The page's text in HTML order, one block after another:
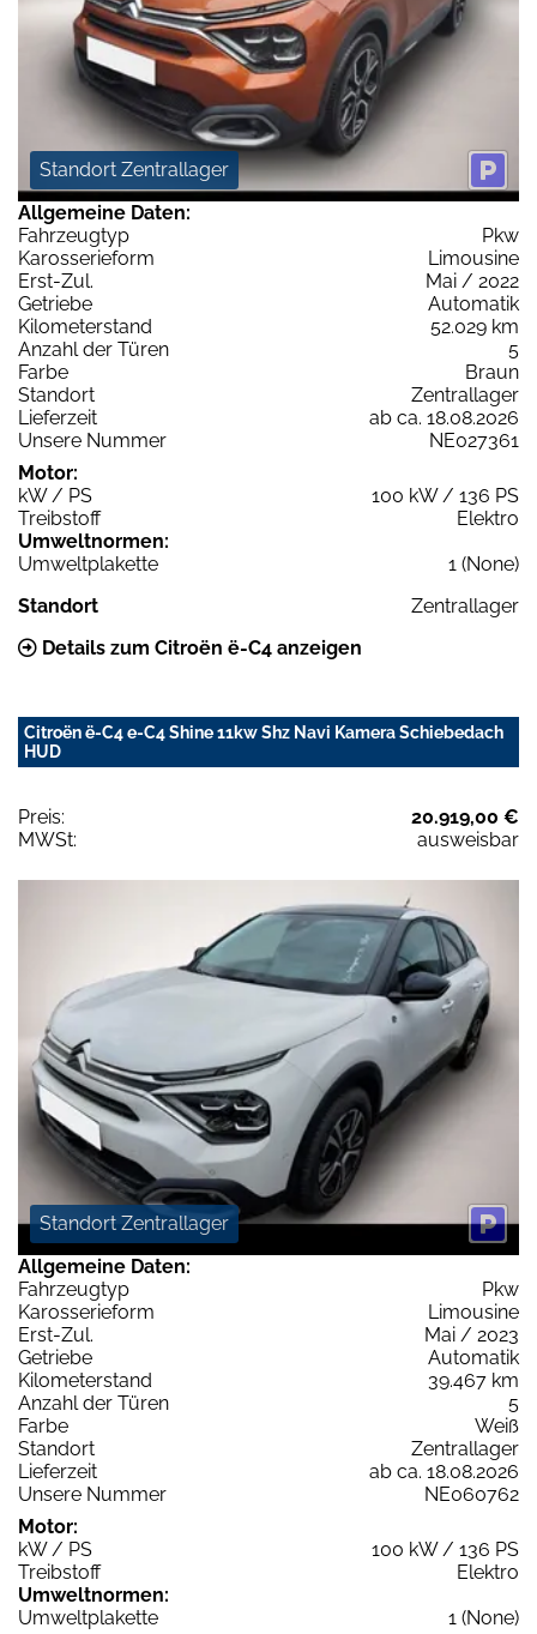
Standort Zentrallager
Allgemeine Daten:
Fahrzeugtyp
Pkw
Karosserieform
Limousine
Erst-Zul.
Mai / 2022
Getriebe
Automatik
Kilometerstand
52.029 km
Anzahl der Türen
5
Farbe
Braun
Standort
Zentrallager
Lieferzeit
ab ca. 18.08.2026
Unsere Nummer
NE027361
Motor:
kW / PS
100 kW / 136 PS
Treibstoff
Elektro
Umweltnormen:
Umweltplakette
1 (None)
Standort
Zentrallager
Details zum Citroën ë-C4 anzeigen
Citroën ë-C4 e-C4 Shine 11kw Shz Navi Kamera Schiebedach
HUD
Preis:
20.919,00 €
MWSt:
ausweisbar
Standort Zentrallager
Allgemeine Daten:
Fahrzeugtyp
Pkw
Karosserieform
Limousine
Erst-Zul.
Mai / 2023
Getriebe
Automatik
Kilometerstand
39.467 km
Anzahl der Türen
5
Farbe
Weiß
Standort
Zentrallager
Lieferzeit
ab ca. 18.08.2026
Unsere Nummer
NE060762
Motor:
kW / PS
100 kW / 136 PS
Treibstoff
Elektro
Umweltnormen:
Umweltplakette
1 (None)